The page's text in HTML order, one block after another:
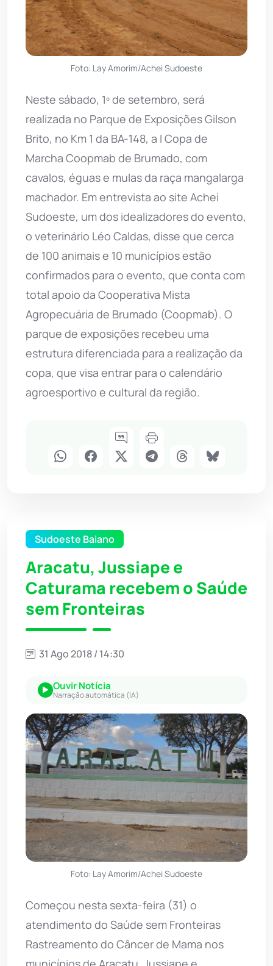
Foto: Lay Amorim/Achei Sudoeste
Neste sábado, 1º de setembro, será
realizada no Parque de Exposições Gilson
Brito, no Km 1 da BA-148, a I Copa de
Marcha Coopmab de Brumado, com
cavalos, éguas e mulas da raça mangalarga
machador. Em entrevista ao site Achei
Sudoeste, um dos idealizadores do evento,
o veterinário Léo Caldas, disse que cerca
de 100 animais e 10 municípios estão
confirmados para o evento, que conta com
total apoio da Cooperativa Mista
Agropecuária de Brumado (Coopmab). O
parque de exposições recebeu uma
estrutura diferenciada para a realização da
copa, que visa entrar para o calendário
agroesportivo e cultural da região.
Sudoeste Baiano
Aracatu, Jussiape e
Caturama recebem o Saúde
sem Fronteiras
31 Ago 2018 / 14:30
Ouvir Notícia
Narração automática (IA)
Foto: Lay Amorim/Achei Sudoeste
Começou nesta sexta-feira (31) o
atendimento do Saúde sem Fronteiras
Rastreamento do Câncer de Mama nos